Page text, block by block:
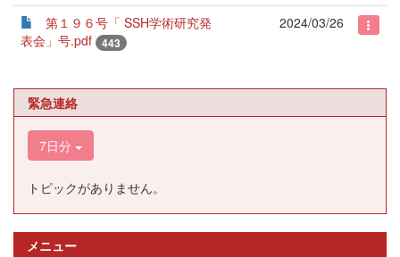
第１９６号「 SSH学術研究発
表会」号.pdf
443
2024/03/26
緊急連絡
7日分
トピックがありません。
メニュー